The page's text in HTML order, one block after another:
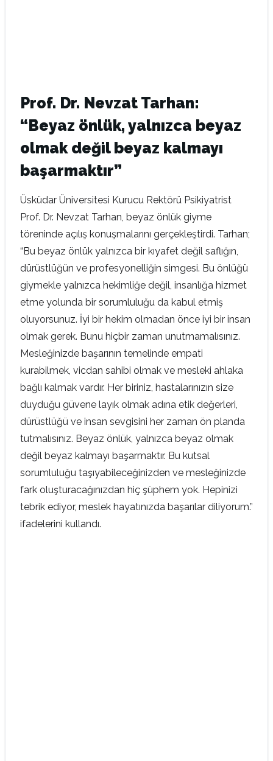
Prof. Dr. Nevzat Tarhan:
“Beyaz önlük, yalnızca beyaz
olmak değil beyaz kalmayı
başarmaktır”
Üsküdar Üniversitesi Kurucu Rektörü Psikiyatrist
Prof. Dr. Nevzat Tarhan, beyaz önlük giyme
töreninde açılış konuşmalarını gerçekleştirdi. Tarhan;
“Bu beyaz önlük yalnızca bir kıyafet değil saflığın,
dürüstlüğün ve profesyonelliğin simgesi. Bu önlüğü
giymekle yalnızca hekimliğe değil, insanlığa hizmet
etme yolunda bir sorumluluğu da kabul etmiş
oluyorsunuz. İyi bir hekim olmadan önce iyi bir insan
olmak gerek. Bunu hiçbir zaman unutmamalısınız.
Mesleğinizde başarının temelinde empati
kurabilmek, vicdan sahibi olmak ve mesleki ahlaka
bağlı kalmak vardır. Her biriniz, hastalarınızın size
duyduğu güvene layık olmak adına etik değerleri,
dürüstlüğü ve insan sevgisini her zaman ön planda
tutmalısınız. Beyaz önlük, yalnızca beyaz olmak
değil beyaz kalmayı başarmaktır. Bu kutsal
sorumluluğu taşıyabileceğinizden ve mesleğinizde
fark oluşturacağınızdan hiç şüphem yok. Hepinizi
tebrik ediyor, meslek hayatınızda başarılar diliyorum.”
ifadelerini kullandı.